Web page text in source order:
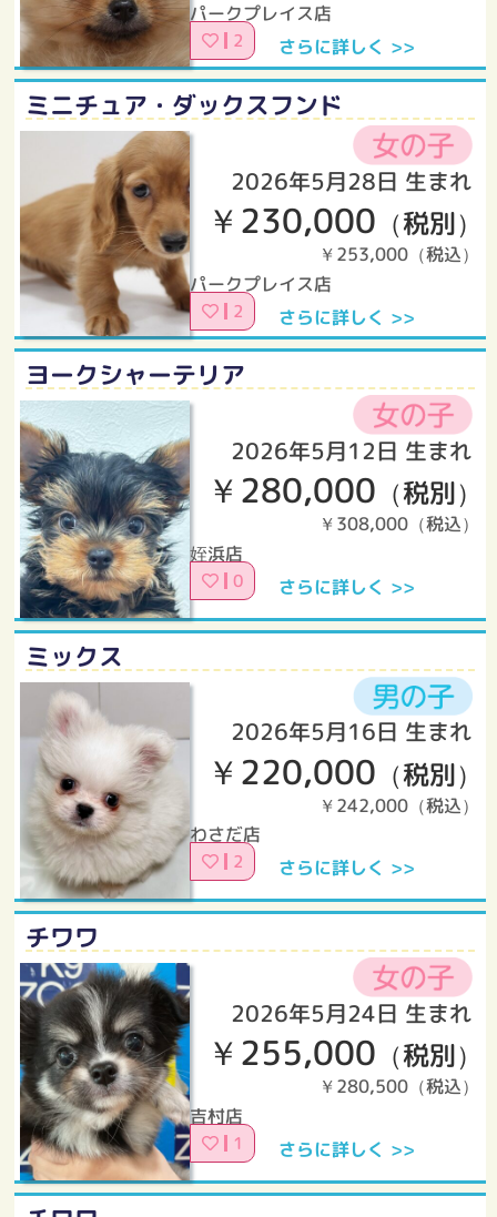
パークプレイス店
2 さらに詳しく >>
ミニチュア・ダックスフンド
2026年5月28日 生まれ
￥230,000 （税別）
￥253,000（税込）
パークプレイス店
2 さらに詳しく >>
ヨークシャーテリア
2026年5月12日 生まれ
￥280,000 （税別）
￥308,000（税込）
姪浜店
0 さらに詳しく >>
ミックス
2026年5月16日 生まれ
￥220,000 （税別）
￥242,000（税込）
わさだ店
2 さらに詳しく >>
チワワ
2026年5月24日 生まれ
￥255,000 （税別）
￥280,500（税込）
吉村店
1 さらに詳しく >>